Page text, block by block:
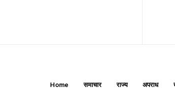
Home समाचार राज्य अपराध